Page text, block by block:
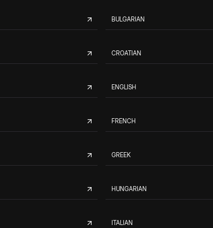
BULGARIAN
CROATIAN
ENGLISH
FRENCH
GREEK
HUNGARIAN
ITALIAN